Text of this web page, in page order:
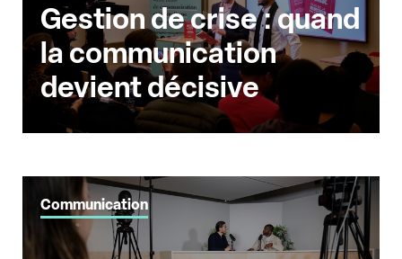
Gestion de crise : quand
la communication
devient décisive
Communication